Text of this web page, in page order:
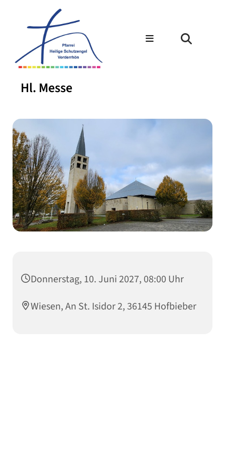
Hl. Messe
Donnerstag, 10. Juni 2027, 08:00 Uhr
Wiesen, An St. Isidor 2, 36145 Hofbieber